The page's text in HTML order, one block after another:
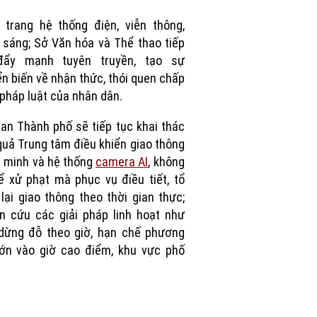
trang hệ thống điện, viễn thông,
sáng; Sở Văn hóa và Thể thao tiếp
ẩy mạnh tuyên truyền, tạo sự
biến về nhận thức, thói quen chấp
luật của nhân dân.
Thành phố sẽ tiếp tục khai thác
Trung tâm điều khiển giao thông
minh và hệ thống camera AI, không
xử phạt mà phục vụ điều tiết, tổ
giao thông theo thời gian thực;
cứu các giải pháp linh hoạt như
đỗ theo giờ, hạn chế phương
vào giờ cao điểm, khu vực phố